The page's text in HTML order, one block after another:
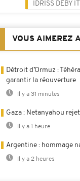
IDRISS DÉBY
VOUS AIMEREZ
Détroit d’Ormuz :
garantir la réouverture
Il y a 31 minutes
Gaza : Netanyahou
Il y a 1 heure
Argentine : hommage
Il y a 2 heures